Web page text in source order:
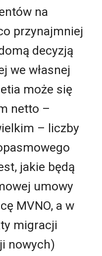
na
przynajmniej
decyzją
we własnej
może się
netto –
– liczby
jakie będą
umowy
MVNO, a w
migracji
nowych)